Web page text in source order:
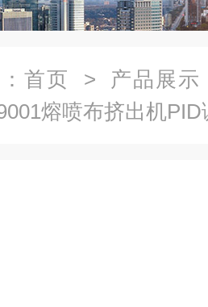
首页 > 产品展示
熔喷布挤出机PID